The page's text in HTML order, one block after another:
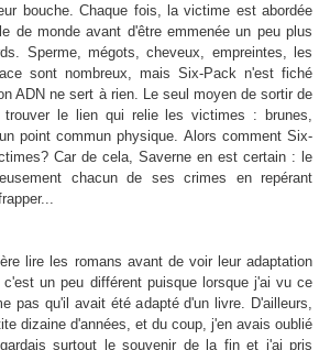
bouche. Chaque fois, la victime est abordée
de monde avant d'être emmenée un peu plus
Sperme, mégots, cheveux, empreintes, les
sont nombreux, mais Six-Pack n'est fiché
ADN ne sert à rien. Le seul moyen de sortir de
le lien qui relie les victimes : brunes,
point commun physique. Alors comment Six-
Car de cela, Saverne en est certain : le
chacun de ses crimes en repérant
lire les romans avant de voir leur adaptation
un peu différent puisque lorsque j'ai vu ce
pas qu'il avait été adapté d'un livre. D'ailleurs,
dizaine d'années, et du coup, j'en avais oublié
surtout le souvenir de la fin et j'ai pris